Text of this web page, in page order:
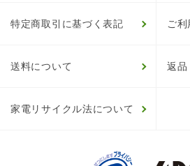
特定商取引に基づく表記 ご利
送料について 返品
家電リサイクル法について